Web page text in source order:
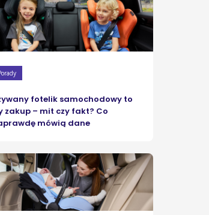
fotelik samochodowy to
zakup – mit czy fakt? Co
mówią dane